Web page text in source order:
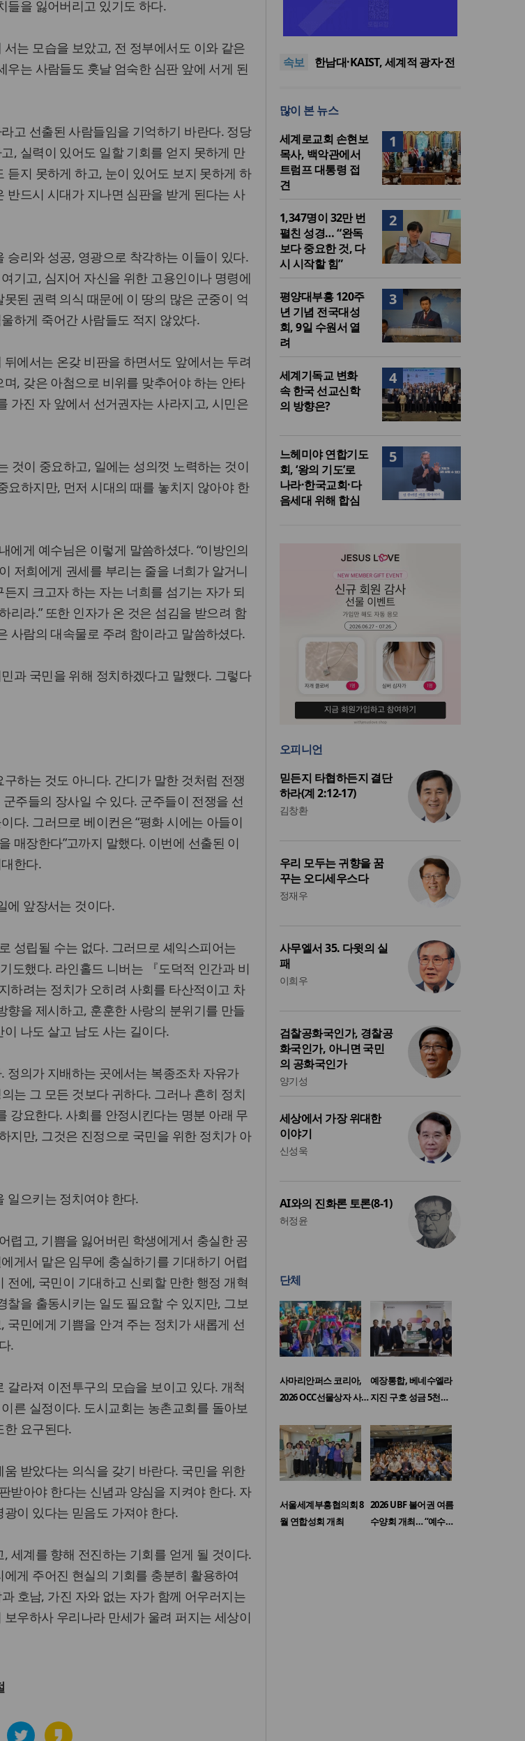
들을 잃어버리고 있기도 하다.
는 모습을 보았고, 전 정부에서도 이와 같은
는 사람들도 훗날 엄숙한 심판 앞에 서게 된
고 선출된 사람들임을 기억하기 바란다. 정당
, 실력이 있어도 일할 기회를 얻지 못하게 만
지 못하게 하고, 눈이 있어도 보지 못하게 하
드시 시대가 지나면 심판을 받게 된다는 사
리와 성공, 영광으로 착각하는 이들이 있다.
기고, 심지어 자신을 위한 고용인이나 명령에
된 권력 의식 때문에 이 땅의 많은 군중이 억
하게 죽어간 사람들도 적지 않았다.
에서는 온갖 비판을 하면서도 앞에서는 두려
, 갖은 아첨으로 비위를 맞추어야 하는 안타
가진 자 앞에서 선거권자는 사라지고, 시민은
것이 중요하고, 일에는 성의껏 노력하는 것이
요하지만, 먼저 시대의 때를 놓치지 않아야 한
게 예수님은 이렇게 말씀하셨다. “이방인의
저희에게 권세를 부리는 줄을 너희가 알거니
지 크고자 하는 자는 너희를 섬기는 자가 되
리라.” 또한 인자가 온 것은 섬김을 받으려 함
사람의 대속물로 주려 함이라고 말씀하셨다.
과 국민을 위해 정치하겠다고 말했다. 그렇다
하는 것도 아니다. 간디가 말한 것처럼 전쟁
주들의 장사일 수 있다. 군주들이 전쟁을 선
다. 그러므로 베이컨은 “평화 시에는 아들이
매장한다”고까지 말했다. 이번에 선출된 이
한다.
에 앞장서는 것이다.
성립될 수는 없다. 그러므로 셰익스피어는
도했다. 라인홀드 니버는 『도덕적 인간과 비
하려는 정치가 오히려 사회를 타산적이고 차
을 제시하고, 훈훈한 사랑의 분위기를 만들
나도 살고 남도 사는 길이다.
정의가 지배하는 곳에서는 복종조차 자유가
는 그 모든 것보다 귀하다. 그러나 흔히 정치
강요한다. 사회를 안정시킨다는 명분 아래 무
지만, 그것은 진정으로 국민을 위한 정치가 아
일으키는 정치여야 한다.
렵고, 기쁨을 잃어버린 학생에게서 충실한 공
게서 맡은 임무에 충실하기를 기대하기 어렵
에, 국민이 기대하고 신뢰할 만한 행정 개혁
을 출동시키는 일도 필요할 수 있지만, 그보
민에게 기쁨을 안겨 주는 정치가 새롭게 선
.
라져 이전투구의 모습을 보이고 있다. 개척
른 실정이다. 도시교회는 농촌교회를 돌아보
요구된다.
받았다는 의식을 갖기 바란다. 국민을 위한
받아야 한다는 신념과 양심을 지켜야 한다. 자
이 있다는 믿음도 가져야 한다.
세계를 향해 전진하는 기회를 얻게 될 것이다.
게 주어진 현실의 기회를 충분히 활용하여
호남, 가진 자와 없는 자가 함께 어우러지는
우하사 우리나라 만세가 울려 퍼지는 세상이
속보
시장 담은 로컬 매거진 ‘포항집’
한남대·KAIST, 세계적 광자·전
도’로 나라·한국교회·다음세대
세기총 “자유를 지키며 하나 된
희망의 미래를 향하여”
많이 본 뉴스
1
세계로교회 손현보
목사, 백악관에서
트럼프 대통령 접
견
2
1,347명이 32만 번
펼친 성경… “완독
보다 중요한 것, 다
시 시작할 힘”
3
평양대부흥 120주
년 기념 전국대성
회, 9일 수원서 열
려
4
세계기독교 변화
속 한국 선교신학
의 방향은?
5
느헤미야 연합기도
회, ‘왕의 기도’로
나라·한국교회·다
음세대 위해 합심
오피니언
믿든지 타협하든지 결단
하라(계 2:12-17)
김창환
우리 모두는 귀향을 꿈
꾸는 오디세우스다
정재우
사무엘서 35. 다윗의 실
패
이희우
검찰공화국인가, 경찰공
화국인가, 아니면 국민
의 공화국인가
양기성
세상에서 가장 위대한
이야기
신성욱
AI와의 진화론 토론(8-1)
허정윤
단체
사마리안퍼스 코리아,
2026 OCC선물상자 사…
예장통합, 베네수엘라
지진 구호 성금 5천…
서울세계부흥협의회 8
월 연합성회 개최
2026 UBF 불어권 여름
수양회 개최… “예수…